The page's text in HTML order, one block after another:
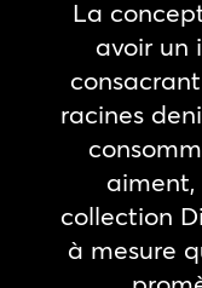
La
avoir un
racines
collection
à mesure